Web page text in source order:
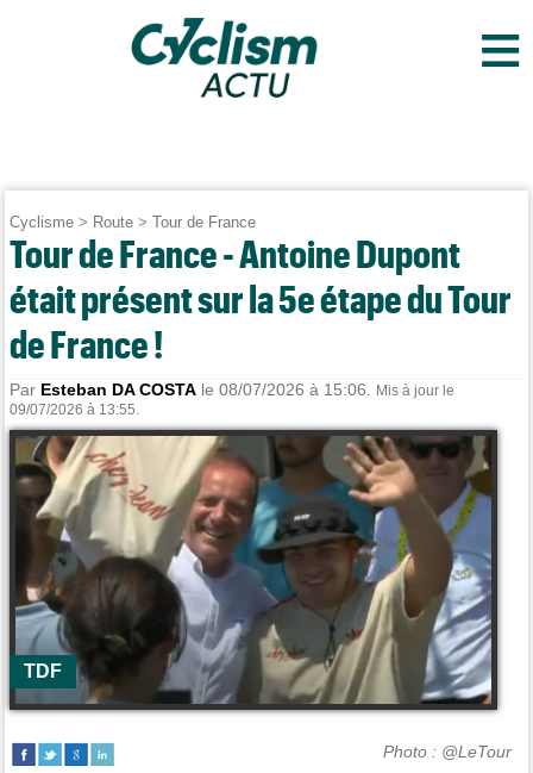
≡
Cyclisme > Route >Tour de France
Tour de France - Antoine Dupont
était présent sur la 5e étape du Tour
de France !
Par Esteban DA COSTA le 08/07/2026 à 15:06.
Mis à jour le
09/07/2026 à 13:55.
TDF
Photo : @LeTour